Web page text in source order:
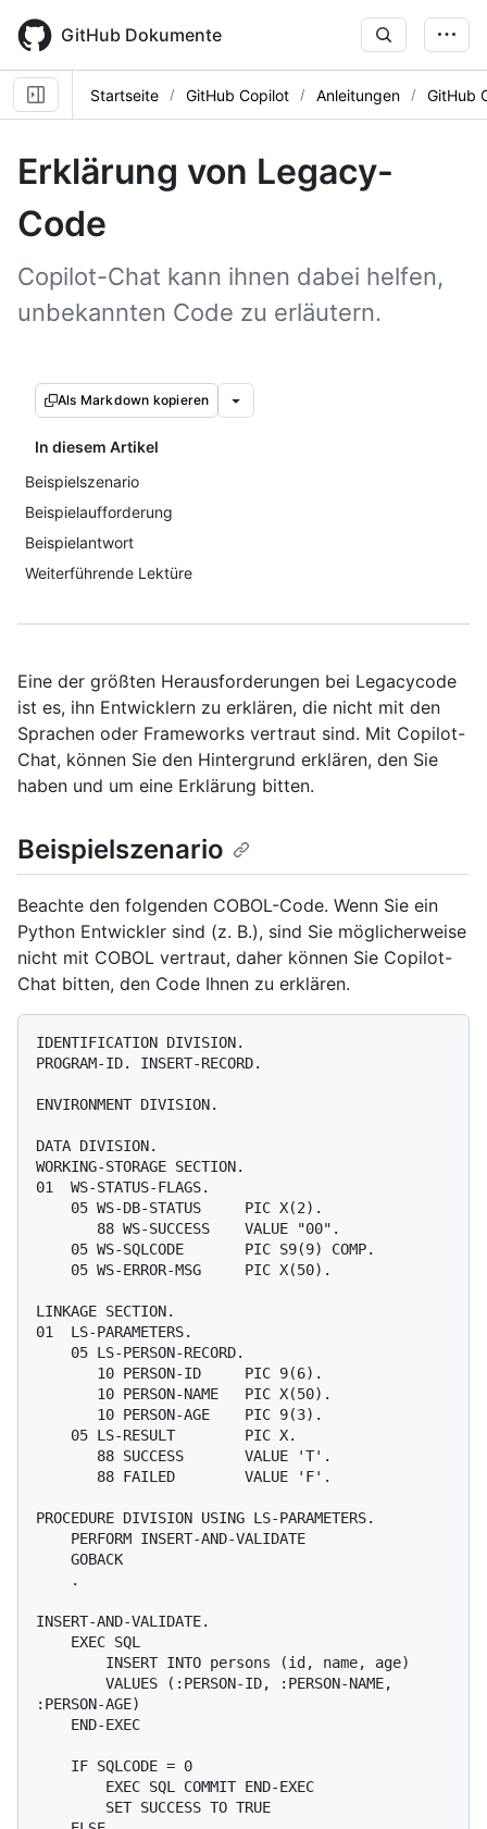
main
content
GitHub Dokumente
Startseite GitHub Copilot Anleitungen GitHub
Erklärung von Legacy-
Code
Copilot-Chat kann ihnen dabei helfen,
unbekannten Code zu erläutern.
Als Markdown kopieren
In diesem Artikel
Beispielszenario
Beispielaufforderung
Beispielantwort
Weiterführende Lektüre
Eine der größten Herausforderungen bei Legacycode
ist es, ihn Entwicklern zu erklären, die nicht mit den
Sprachen oder Frameworks vertraut sind. Mit Copilot-
Chat, können Sie den Hintergrund erklären, den Sie
haben und um eine Erklärung bitten.
Beispielszenario
Beachte den folgenden COBOL-Code. Wenn Sie ein
Python Entwickler sind (z. B.), sind Sie möglicherweise
nicht mit COBOL vertraut, daher können Sie Copilot-
Chat bitten, den Code Ihnen zu erklären.
IDENTIFICATION DIVISION.
PROGRAM-ID. INSERT-RECORD.
ENVIRONMENT DIVISION.
DATA DIVISION.
WORKING-STORAGE SECTION.
01  WS-STATUS-FLAGS.
LINKAGE SECTION.
01  LS-PARAMETERS.
PROCEDURE DIVISION USING LS-PARAMETERS.
INSERT-AND-VALIDATE.
:PERSON-AGE)